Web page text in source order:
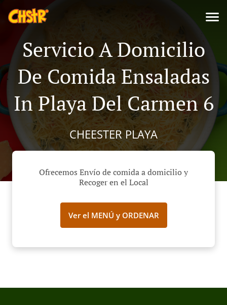
Servicio A Domicilio
De Comida Ensaladas
In Playa Del Carmen 6
CHEESTER PLAYA
Ofrecemos Envío de comida a domicilio y
Recoger en el Local
Ver el MENÚ y ORDENAR